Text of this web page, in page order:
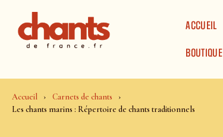
ACCUEIL
BOUTIQUE
Accueil
Carnets de chants
Les chants marins : Répertoire de chants traditionnels